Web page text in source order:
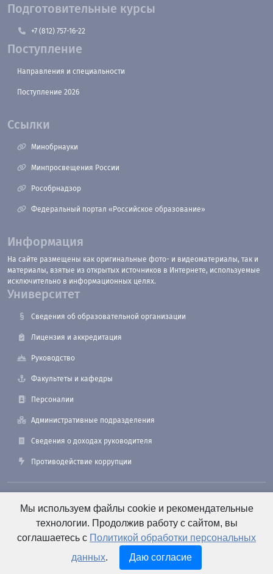
Подготовительные курсы
+7 (812) 757-16-22
Поступление
Направления и специальности
Поступление 2026
Ссылки
Минобрнауки
Минпросвещения России
Рособрнадзор
Федеральный портал «Российское образование»
Информация
На сайте размещены как оригинальные фото- и видеоматериалы, так и
материалы, взятые из открытых источников в Интернете, используемые
исключительно в информационных целях.
Университет
Сведения об образовательной организации
Лицензия и аккредитация
Руководство
Факультеты и кафедры
Персоналии
Административные подразделения
Сведения о доходах руководителя
Противодействие коррупции
190121, Санкт-Петербург, ул. Лоцманская, 3
+7 (812) 495-26-48 Оперативный дежурный
e-mail: office@smtu.ru
Мы используем файлы cookie и рекомендательные
технологии. Продолжив работу с сайтом, вы
соглашаетесь с Политикой обработки персональных
данных. Даю согласие